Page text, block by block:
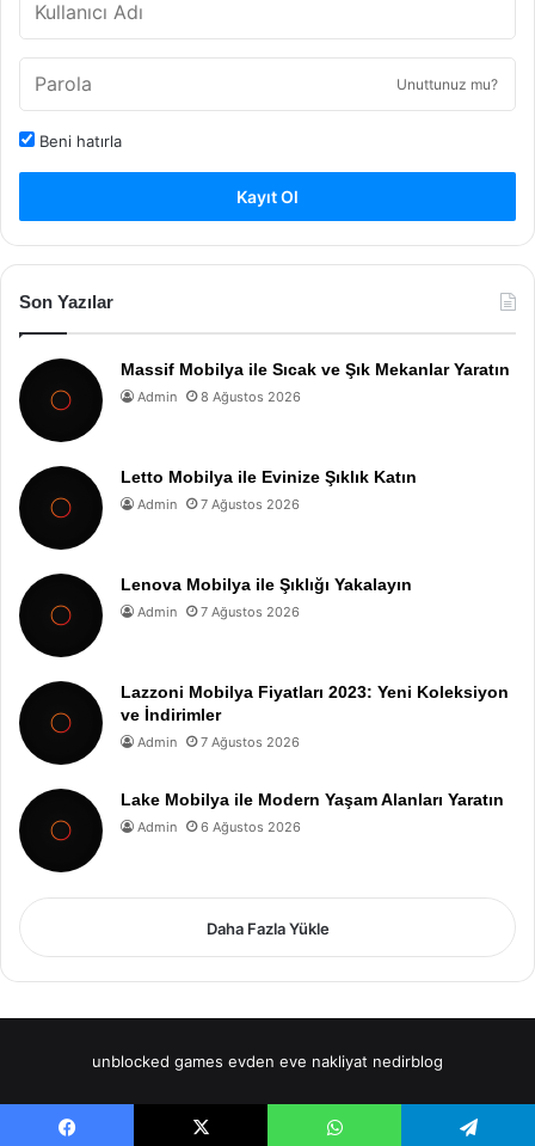
Unuttunuz mu?
Beni hatırla
Kayıt Ol
Son Yazılar
Massif Mobilya ile Sıcak ve Şık Mekanlar Yaratın
Admin 8 Ağustos 2026
Letto Mobilya ile Evinize Şıklık Katın
Admin 7 Ağustos 2026
Lenova Mobilya ile Şıklığı Yakalayın
Admin 7 Ağustos 2026
Lazzoni Mobilya Fiyatları 2023: Yeni Koleksiyon
ve İndirimler
Admin 7 Ağustos 2026
Lake Mobilya ile Modern Yaşam Alanları Yaratın
Admin 6 Ağustos 2026
Daha Fazla Yükle
unblocked games evden eve nakliyat nedirblog